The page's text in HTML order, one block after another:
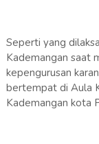
Seperti yang
Kademangan saat
kepengurusan
bertempat di Aula
Kademangan kota